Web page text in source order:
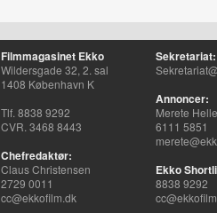
Filmmagasinet Ekko
Wildersgade 32, 2. sal
1408 København K
Tlf. 8838 9292
CVR. 3468 8443
Chefredaktør:
Claus Christensen
2729 0011
cc@ekkofilm.dk
Sekretariat:
Annoncer:
Merete
6111 5851
Ekko
8838 9292